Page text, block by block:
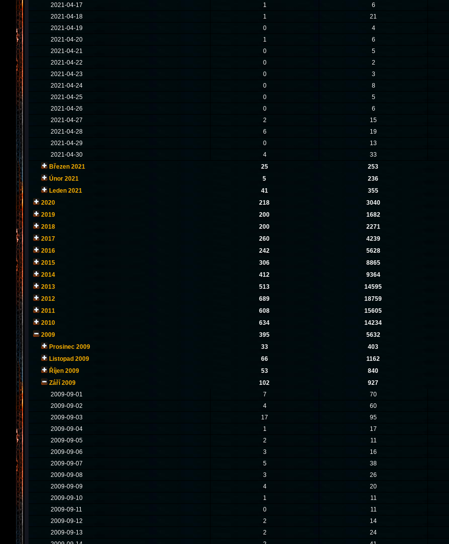
2021-04-17
1
6
2021-04-18
1
21
2021-04-19
0
4
2021-04-20
1
6
2021-04-21
0
5
2021-04-22
0
2
2021-04-23
0
3
2021-04-24
0
8
2021-04-25
0
5
2021-04-26
0
6
2021-04-27
2
15
2021-04-28
6
19
2021-04-29
0
13
2021-04-30
4
33
Březen 2021
25
253
Únor 2021
5
236
Leden 2021
41
355
2020
218
3040
2019
200
1682
2018
200
2271
2017
260
4239
2016
242
5628
2015
306
8865
2014
412
9364
2013
513
14595
2012
689
18759
2011
608
15605
2010
634
14234
2009
395
5632
Prosinec 2009
33
403
Listopad 2009
66
1162
Říjen 2009
53
840
Září 2009
102
927
2009-09-01
7
70
2009-09-02
4
60
2009-09-03
17
95
2009-09-04
1
17
2009-09-05
2
11
2009-09-06
3
16
2009-09-07
5
38
2009-09-08
3
26
2009-09-09
4
20
2009-09-10
1
11
2009-09-11
0
11
2009-09-12
2
14
2009-09-13
2
24